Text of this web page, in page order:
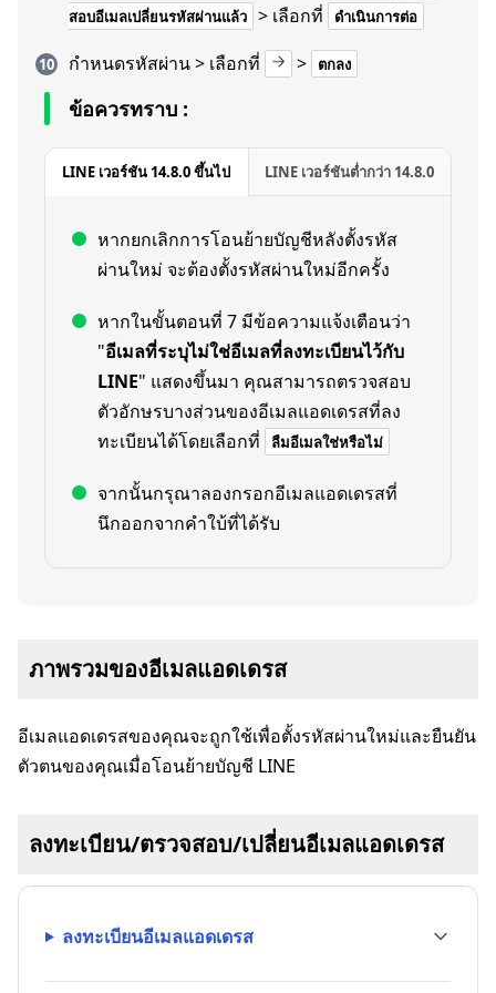
สอบอีเมลเปลี่ยนรหัสผ่านแล้ว > เลือกที่ ดำเนินการต่อ
กำหนดรหัสผ่าน > เลือกที่ > ตกลง
ข้อควรทราบ :
LINE เวอร์ชัน 14.8.0 ขึ้นไป LINE เวอร์ชันต่ำกว่า 14.8.0
หากยกเลิกการโอนย้ายบัญชีหลังตั้งรหัส
ผ่านใหม่ จะต้องตั้งรหัสผ่านใหม่อีกครั้ง
หากในขั้นตอนที่ 7 มีข้อความแจ้งเตือนว่า
"อีเมลที่ระบุไม่ใช่อีเมลที่ลงทะเบียนไว้กับ
LINE" แสดงขึ้นมา คุณสามารถตรวจสอบ
ตัวอักษรบางส่วนของอีเมลแอดเดรสที่ลง
ทะเบียนได้โดยเลือกที่
ลืมอีเมลใช่หรือไม่
จากนั้นกรุณาลองกรอกอีเมลแอดเดรสที่
นึกออกจากคำใบ้ที่ได้รับ
ภาพรวมของอีเมลแอดเดรส
อีเมลแอดเดรสของคุณจะถูกใช้เพื่อตั้งรหัสผ่านใหม่และยืนยัน
ตัวตนของคุณเมื่อโอนย้ายบัญชี LINE
ลงทะเบียน/ตรวจสอบ/เปลี่ยนอีเมลแอดเดรส
ลงทะเบียนอีเมลแอดเดรส